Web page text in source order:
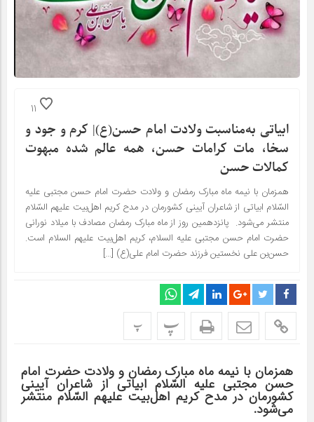
11
ابیاتی به‌مناسبت ولادت امام حسن(ع)| کرم و جود و
سخا، مات کرامات حسن، همه عالم شده مبهوت
کمالات حسن
همزمان با نیمه ماه مبارک رمضان و ولادت حضرت امام حسن مجتبی علیه
السّلام ابیاتی از شاعران آیینی کشورمان در مدح کریم اهل‌بیت علیهم السّلام
منتشر می‌شود. پانزدهمین روز از ماه مبارک رمضان مصادف با میلاد نورانی
حضرت امام حسن مجتبی علیه السلام، کریم اهل‌بیت علیهم السلام است.
حسن‌بن علی نخستین فرزند حضرت امام علی(ع) […]
پ پ
همزمان با نیمه ماه مبارک رمضان و ولادت حضرت امام
حسن مجتبی علیه السّلام ابیاتی از شاعران آیینی
کشورمان در مدح کریم اهل‌بیت علیهم السّلام منتشر
می‌شود.